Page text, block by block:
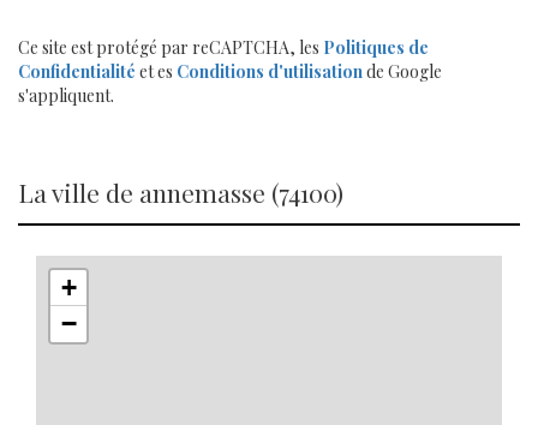
Ce site est protégé par reCAPTCHA, les Politiques de
Confidentialité et es Conditions d'utilisationde Google
s'appliquent.
la ville de annemasse (74100)
+
−